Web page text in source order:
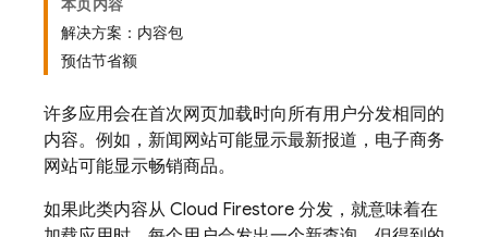
本页内容
解决方案：内容包
预估节省额
许多应用会在首次网页加载时向所有用户分发相同的
内容。例如，新闻网站可能显示最新报道，电子商务
网站可能显示畅销商品。
如果此类内容从 Cloud Firestore 分发，就意味着在